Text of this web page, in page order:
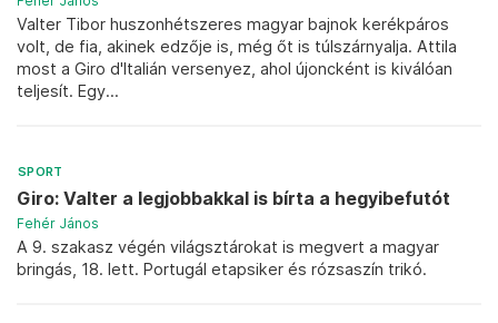
Valter Tibor huszonhétszeres magyar bajnok kerékpáros
volt, de fia, akinek edzője is, még őt is túlszárnyalja. Attila
most a Giro d'Italián versenyez, ahol újoncként is kiválóan
teljesít. Egy...
SPORT
Giro: Valter a legjobbakkal is bírta a hegyibefutót
Fehér János
A 9. szakasz végén világsztárokat is megvert a magyar
bringás, 18. lett. Portugál etapsiker és rózsaszín trikó.